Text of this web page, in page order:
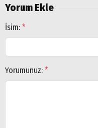
Yorum Ekle
İsim: *
Yorumunuz: *